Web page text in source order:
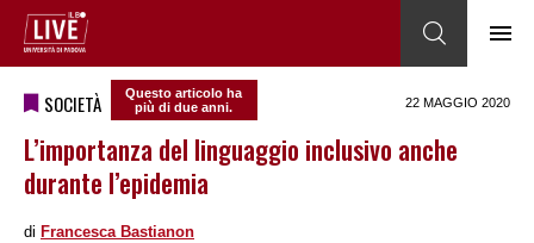
SOCIETÀ
Questo articolo ha
più di due anni.
22 MAGGIO 2020
L’importanza del linguaggio inclusivo anche
durante l’epidemia
di Francesca Bastianon